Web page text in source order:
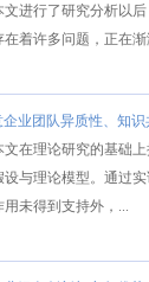
进行了研究分析以
着许多问题，正在渐
企业团队异质性、知
在理论研究的基础
与理论模型。通过
未得到支持外，...